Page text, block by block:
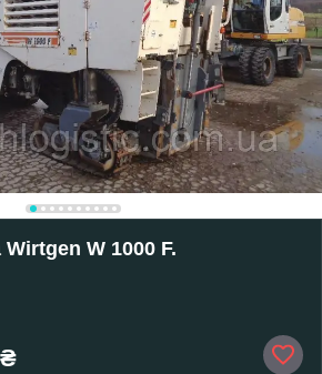
W 1000 F.
₴